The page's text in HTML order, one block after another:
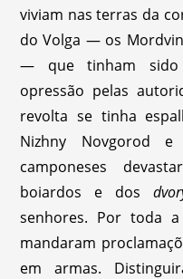
viviam nas terras da
do Volga — os
— que tinham sido
opressão pelas
revolta se tinha
Nizhny Novgorod
camponeses
boiardos e dos
senhores. Por toda
mandaram
em armas.